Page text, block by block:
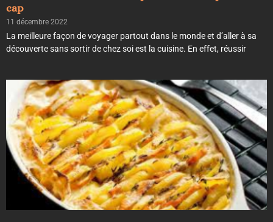
cap
11 décembre 2022
La meilleure façon de voyager partout dans le monde et d’aller à sa
découverte sans sortir de chez soi est la cuisine. En effet, réussir